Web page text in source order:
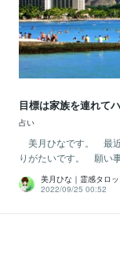
目標は家族を連れて
占い
美月ひなです。 最近
りがたいです。 願い
美月ひな｜霊感タロ
2022/09/25 00:52